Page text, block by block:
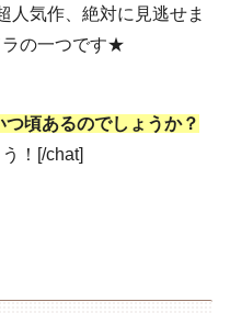
人気作、絶対に見逃せま
ラの一つです★
頃あるのでしょうか？
！[/chat]